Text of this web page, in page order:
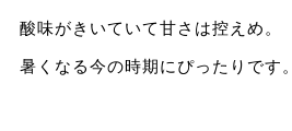
酸味がきいていて甘さは控えめ。
暑くなる今の時期にぴったりです。